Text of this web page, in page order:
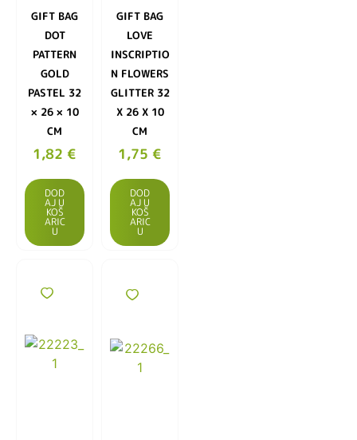
GIFT BAG
DOT
PATTERN
GOLD
PASTEL 32
× 26 × 10
CM
1,82 €
DOD
AJ U
KOŠ
ARIC
U
GIFT BAG
LOVE
INSCRIPTIO
N FLOWERS
GLITTER 32
X 26 X 10
CM
1,75 €
DOD
AJ U
KOŠ
ARIC
U